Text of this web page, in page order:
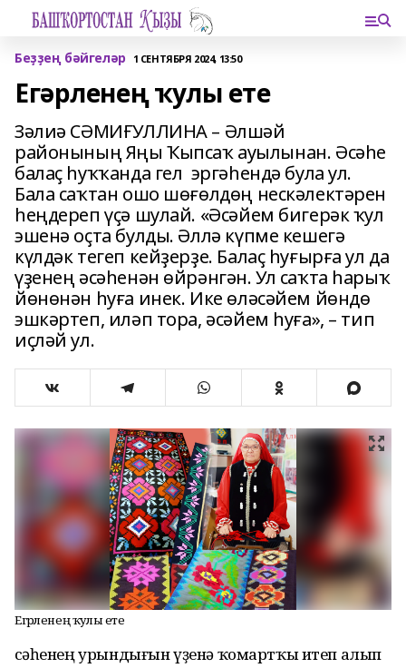
Беҙҙең бәйгеләр 1 СЕНТЯБРЯ 2024, 13:50
Егәрленең ҡулы ете
Зәлиә СӘМИҒУЛЛИНА – Әлшәй
районының Яңы Ҡыпсаҡ ауылынан. Әсәһе
балаҫ һуҡҡанда гел эргәһендә була ул.
Бала саҡтан ошо шөғөлдөң нескәлектәрен
һеңдереп үҫә шулай. «Әсәйем бигерәк ҡул
эшенә оҫта булды. Әллә күпме кешегә
күлдәк тегеп кейҙерҙе. Балаҫ һуғырға ул да
үҙенең әсәһенән өйрәнгән. Ул саҡта һарыҡ
йөнөнән һуға инек. Ике өләсәйем йөндө
эшкәртеп, иләп тора, әсәйем һуға», – тип
иҫләй ул.
Егәрленең ҡулы ете
Әсәһенең урындығын үҙенә ҡомартҡы итеп алып